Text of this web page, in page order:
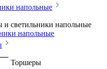
напольные
и светильники напольные
напольные
Торшеры